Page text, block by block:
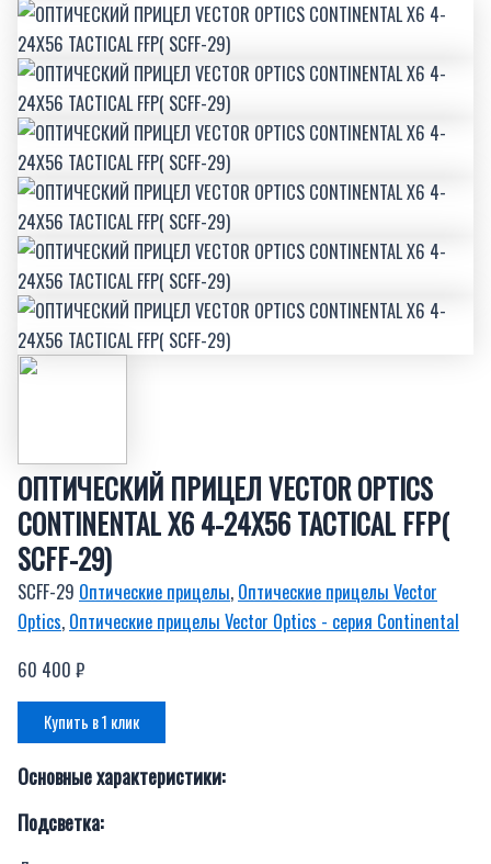
ОПТИЧЕСКИЙ ПРИЦЕЛ VECTOR OPTICS
CONTINENTAL X6 4-24X56 TACTICAL FFP(
SCFF-29)
SCFF-29 Оптические прицелы, Оптические прицелы Vector
Optics, Оптические прицелы Vector Optics - серия Continental
60 400 ₽
Купить в 1 клик
Основные характеристики:
Подсветка: